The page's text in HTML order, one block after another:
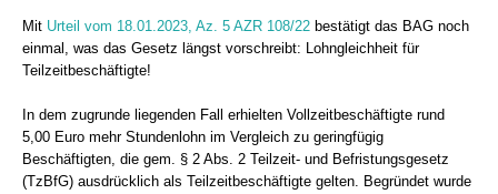
Mit Urteil vom 18.01.2023, Az. 5 AZR 108/22 bestätigt das BAG noch
einmal, was das Gesetz längst vorschreibt: Lohngleichheit für
Teilzeitbeschäftigte!
In dem zugrunde liegenden Fall erhielten Vollzeitbeschäftigte rund
5,00 Euro mehr Stundenlohn im Vergleich zu geringfügig
Beschäftigten, die gem. § 2 Abs. 2 Teilzeit- und Befristungsgesetz
(TzBfG) ausdrücklich als Teilzeitbeschäftigte gelten. Begründet wurde